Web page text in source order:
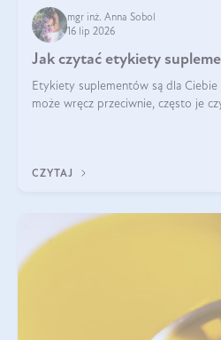
mgr inż. Anna Sobol
16 lip 2026
Jak czytać etykiety
Etykiety suplementów są dla Ciebie
może wręcz przeciwnie, często je
CZYTAJ